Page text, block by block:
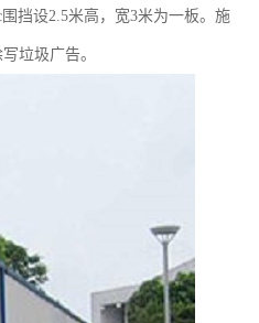
挡设2.5米高，宽3米为一板。施
垃圾广告。